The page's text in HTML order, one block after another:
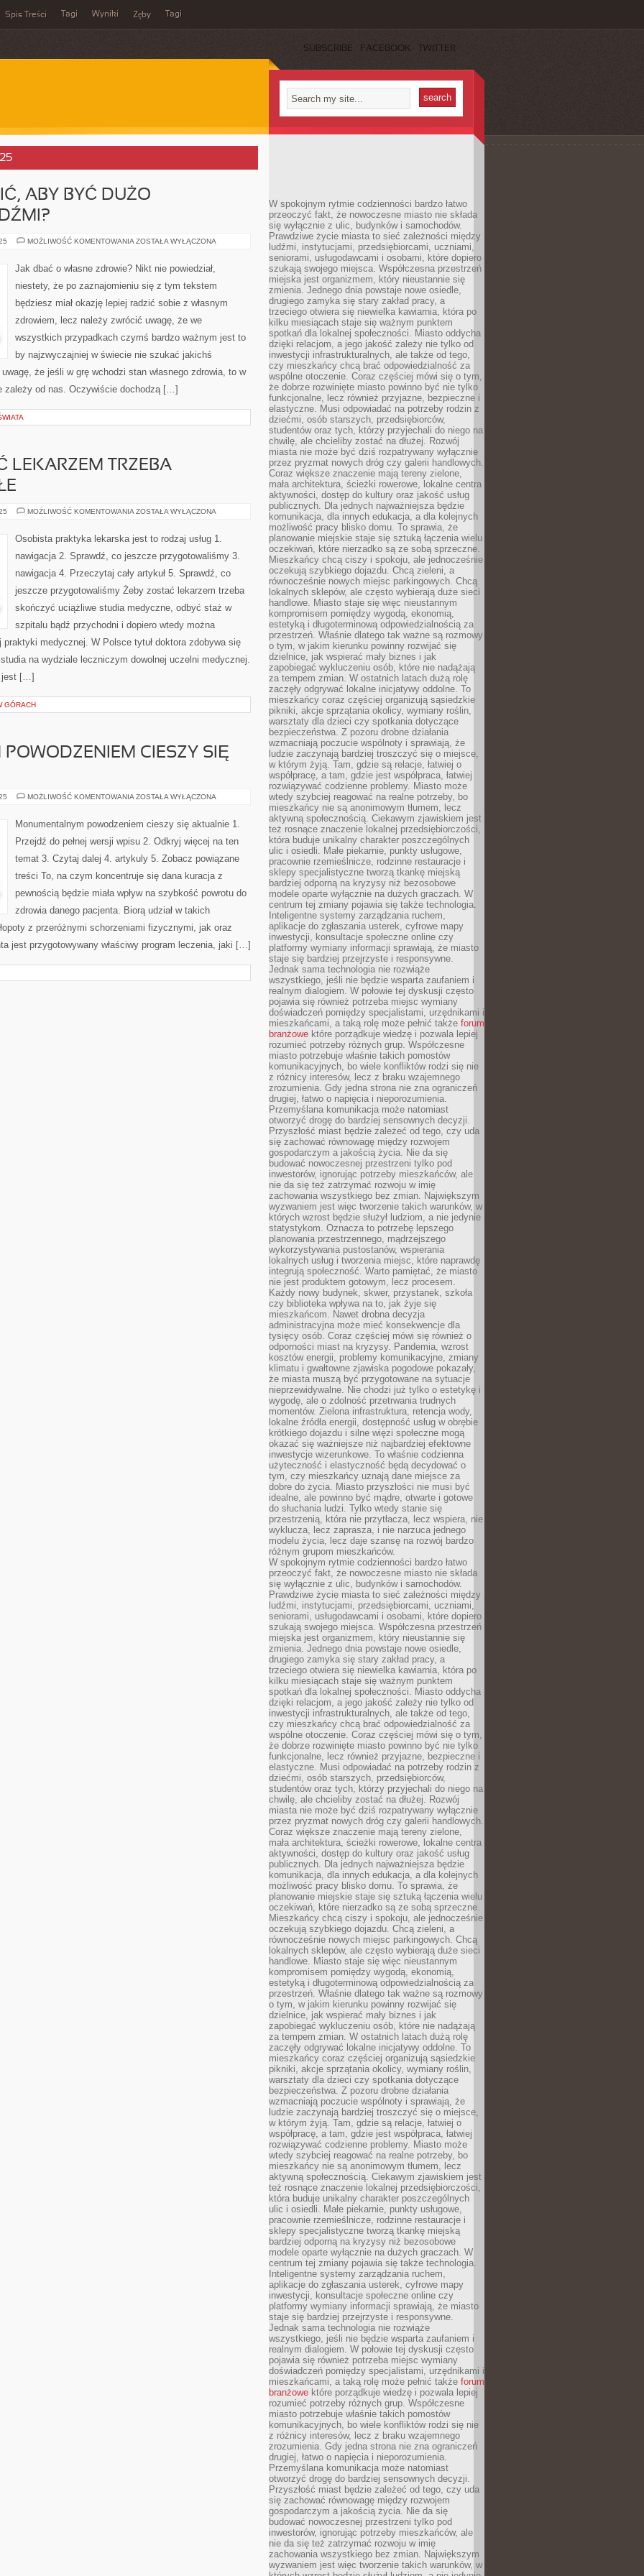
Spis Treści Tagi Wyniki Zęby Tagi
SUBSCRIBE FACEBOOK TWITTER
ABY BYĆ DUŻO
MOŻLIWOŚĆ KOMENTOWANIA CO
ABY
BYĆ
ZDROWSZYMI
ZOSTAŁA WYŁĄCZONA
Jak dbać o własne zdrowie? Nikt nie powiedział,
niestety, że po zaznajomieniu się z tym tekstem
będziesz miał okazję lepiej radzić sobie z własnym
zdrowiem, lecz należy zwrócić uwagę, że we
wszystkich przypadkach czymś bardzo ważnym jest to
by najzwyczajniej w świecie nie szukać jakichś
że jeśli w grę wchodzi stan własnego zdrowia, to w
zależy od nas. Oczywiście dochodzą […]
LEKARZEM TRZEBA
MOŻLIWOŚĆ KOMENTOWANIA AŻEBY
TRZEBA
SKOŃCZYĆ
ZOSTAŁA WYŁĄCZONA
Osobista praktyka lekarska jest to rodzaj usług 1.
nawigacja 2. Sprawdź, co jeszcze przygotowaliśmy 3.
nawigacja 4. Przeczytaj cały artykuł 5. Sprawdź, co
jeszcze przygotowaliśmy Żeby zostać lekarzem trzeba
skończyć uciążliwe studia medyczne, odbyć staż w
szpitalu bądź przychodni i dopiero wtedy można
medycznej. W Polsce tytuł doktora zdobywa się
na wydziale leczniczym dowolnej uczelni medycznej.
jest […]
GÓRACH
CIESZY SIĘ
MOŻLIWOŚĆ KOMENTOWANIA MONSTRUALNYM
OBECNIE
ZOSTAŁA WYŁĄCZONA
Monumentalnym powodzeniem cieszy się aktualnie 1.
Przejdź do pełnej wersji wpisu 2. Odkryj więcej na ten
temat 3. Czytaj dalej 4. artykuly 5. Zobacz powiązane
treści To, na czym koncentruje się dana kuracja z
pewnością będzie miała wpływ na szybkość powrotu do
zdrowia danego pacjenta. Biorą udział w takich
z przeróżnymi schorzeniami fizycznymi, jak oraz
jest przygotowywany właściwy program leczenia, jaki […]
W spokojnym rytmie codzienności bardzo łatwo
przeoczyć fakt, że nowoczesne miasto nie składa
się wyłącznie z ulic, budynków i samochodów.
Prawdziwe życie miasta to sieć zależności między
ludźmi, instytucjami, przedsiębiorcami, uczniami,
seniorami, usługodawcami i osobami, które dopiero
szukają swojego miejsca. Współczesna przestrzeń
miejska jest organizmem, który nieustannie się
zmienia. Jednego dnia powstaje nowe osiedle,
drugiego zamyka się stary zakład pracy, a
trzeciego otwiera się niewielka kawiarnia, która po
kilku miesiącach staje się ważnym punktem
spotkań dla lokalnej społeczności. Miasto oddycha
dzięki relacjom, a jego jakość zależy nie tylko od
inwestycji infrastrukturalnych, ale także od tego,
czy mieszkańcy chcą brać odpowiedzialność za
wspólne otoczenie. Coraz częściej mówi się o tym,
że dobrze rozwinięte miasto powinno być nie tylko
funkcjonalne, lecz również przyjazne, bezpieczne i
elastyczne. Musi odpowiadać na potrzeby rodzin z
dziećmi, osób starszych, przedsiębiorców,
studentów oraz tych, którzy przyjechali do niego na
chwilę, ale chcieliby zostać na dłużej. Rozwój
miasta nie może być dziś rozpatrywany wyłącznie
przez pryzmat nowych dróg czy galerii handlowych.
Coraz większe znaczenie mają tereny zielone,
mała architektura, ścieżki rowerowe, lokalne centra
aktywności, dostęp do kultury oraz jakość usług
publicznych. Dla jednych najważniejsza będzie
komunikacja, dla innych edukacja, a dla kolejnych
możliwość pracy blisko domu. To sprawia, że
planowanie miejskie staje się sztuką łączenia wielu
oczekiwań, które nierzadko są ze sobą sprzeczne.
Mieszkańcy chcą ciszy i spokoju, ale jednocześnie
oczekują szybkiego dojazdu. Chcą zieleni, a
równocześnie nowych miejsc parkingowych. Chcą
lokalnych sklepów, ale często wybierają duże sieci
handlowe. Miasto staje się więc nieustannym
kompromisem pomiędzy wygodą, ekonomią,
estetyką i długoterminową odpowiedzialnością za
przestrzeń. Właśnie dlatego tak ważne są rozmowy
o tym, w jakim kierunku powinny rozwijać się
dzielnice, jak wspierać mały biznes i jak
zapobiegać wykluczeniu osób, które nie nadążają
za tempem zmian. W ostatnich latach dużą rolę
zaczęły odgrywać lokalne inicjatywy oddolne. To
mieszkańcy coraz częściej organizują sąsiedzkie
pikniki, akcje sprzątania okolicy, wymiany roślin,
warsztaty dla dzieci czy spotkania dotyczące
bezpieczeństwa. Z pozoru drobne działania
wzmacniają poczucie wspólnoty i sprawiają, że
ludzie zaczynają bardziej troszczyć się o miejsce,
w którym żyją. Tam, gdzie są relacje, łatwiej o
współpracę, a tam, gdzie jest współpraca, łatwiej
rozwiązywać codzienne problemy. Miasto może
wtedy szybciej reagować na realne potrzeby, bo
mieszkańcy nie są anonimowym tłumem, lecz
aktywną społecznością. Ciekawym zjawiskiem jest
też rosnące znaczenie lokalnej przedsiębiorczości,
która buduje unikalny charakter poszczególnych
ulic i osiedli. Małe piekarnie, punkty usługowe,
pracownie rzemieślnicze, rodzinne restauracje i
sklepy specjalistyczne tworzą tkankę miejską
bardziej odporną na kryzysy niż bezosobowe
modele oparte wyłącznie na dużych graczach. W
centrum tej zmiany pojawia się także technologia.
Inteligentne systemy zarządzania ruchem,
aplikacje do zgłaszania usterek, cyfrowe mapy
inwestycji, konsultacje społeczne online czy
platformy wymiany informacji sprawiają, że miasto
staje się bardziej przejrzyste i responsywne.
Jednak sama technologia nie rozwiąże
wszystkiego, jeśli nie będzie wsparta zaufaniem i
realnym dialogiem. W połowie tej dyskusji często
pojawia się również potrzeba miejsc wymiany
doświadczeń pomiędzy specjalistami, urzędnikami i
mieszkańcami, a taką rolę może pełnić także forum
branżowe które porządkuje wiedzę i pozwala lepiej
rozumieć potrzeby różnych grup. Współczesne
miasto potrzebuje właśnie takich pomostów
komunikacyjnych, bo wiele konfliktów rodzi się nie
z różnicy interesów, lecz z braku wzajemnego
zrozumienia. Gdy jedna strona nie zna ograniczeń
drugiej, łatwo o napięcia i nieporozumienia.
Przemyślana komunikacja może natomiast
otworzyć drogę do bardziej sensownych decyzji.
Przyszłość miast będzie zależeć od tego, czy uda
się zachować równowagę między rozwojem
gospodarczym a jakością życia. Nie da się
budować nowoczesnej przestrzeni tylko pod
inwestorów, ignorując potrzeby mieszkańców, ale
nie da się też zatrzymać rozwoju w imię
zachowania wszystkiego bez zmian. Największym
wyzwaniem jest więc tworzenie takich warunków, w
których wzrost będzie służył ludziom, a nie jedynie
statystykom. Oznacza to potrzebę lepszego
planowania przestrzennego, mądrzejszego
wykorzystywania pustostanów, wspierania
lokalnych usług i tworzenia miejsc, które naprawdę
integrują społeczność. Warto pamiętać, że miasto
nie jest produktem gotowym, lecz procesem.
Każdy nowy budynek, skwer, przystanek, szkoła
czy biblioteka wpływa na to, jak żyje się
mieszkańcom. Nawet drobna decyzja
administracyjna może mieć konsekwencje dla
tysięcy osób. Coraz częściej mówi się również o
odporności miast na kryzysy. Pandemia, wzrost
kosztów energii, problemy komunikacyjne, zmiany
klimatu i gwałtowne zjawiska pogodowe pokazały,
że miasta muszą być przygotowane na sytuacje
nieprzewidywalne. Nie chodzi już tylko o estetykę i
wygodę, ale o zdolność przetrwania trudnych
momentów. Zielona infrastruktura, retencja wody,
lokalne źródła energii, dostępność usług w obrębie
krótkiego dojazdu i silne więzi społeczne mogą
okazać się ważniejsze niż najbardziej efektowne
inwestycje wizerunkowe. To właśnie codzienna
użyteczność i elastyczność będą decydować o
tym, czy mieszkańcy uznają dane miejsce za
dobre do życia. Miasto przyszłości nie musi być
idealne, ale powinno być mądre, otwarte i gotowe
do słuchania ludzi. Tylko wtedy stanie się
przestrzenią, która nie przytłacza, lecz wspiera, nie
wyklucza, lecz zaprasza, i nie narzuca jednego
modelu życia, lecz daje szansę na rozwój bardzo
różnym grupom mieszkańców.
W spokojnym rytmie codzienności bardzo łatwo
przeoczyć fakt, że nowoczesne miasto nie składa
się wyłącznie z ulic, budynków i samochodów.
Prawdziwe życie miasta to sieć zależności między
ludźmi, instytucjami, przedsiębiorcami, uczniami,
seniorami, usługodawcami i osobami, które dopiero
szukają swojego miejsca. Współczesna przestrzeń
miejska jest organizmem, który nieustannie się
zmienia. Jednego dnia powstaje nowe osiedle,
drugiego zamyka się stary zakład pracy, a
trzeciego otwiera się niewielka kawiarnia, która po
kilku miesiącach staje się ważnym punktem
spotkań dla lokalnej społeczności. Miasto oddycha
dzięki relacjom, a jego jakość zależy nie tylko od
inwestycji infrastrukturalnych, ale także od tego,
czy mieszkańcy chcą brać odpowiedzialność za
wspólne otoczenie. Coraz częściej mówi się o tym,
że dobrze rozwinięte miasto powinno być nie tylko
funkcjonalne, lecz również przyjazne, bezpieczne i
elastyczne. Musi odpowiadać na potrzeby rodzin z
dziećmi, osób starszych, przedsiębiorców,
studentów oraz tych, którzy przyjechali do niego na
chwilę, ale chcieliby zostać na dłużej. Rozwój
miasta nie może być dziś rozpatrywany wyłącznie
przez pryzmat nowych dróg czy galerii handlowych.
Coraz większe znaczenie mają tereny zielone,
mała architektura, ścieżki rowerowe, lokalne centra
aktywności, dostęp do kultury oraz jakość usług
publicznych. Dla jednych najważniejsza będzie
komunikacja, dla innych edukacja, a dla kolejnych
możliwość pracy blisko domu. To sprawia, że
planowanie miejskie staje się sztuką łączenia wielu
oczekiwań, które nierzadko są ze sobą sprzeczne.
Mieszkańcy chcą ciszy i spokoju, ale jednocześnie
oczekują szybkiego dojazdu. Chcą zieleni, a
równocześnie nowych miejsc parkingowych. Chcą
lokalnych sklepów, ale często wybierają duże sieci
handlowe. Miasto staje się więc nieustannym
kompromisem pomiędzy wygodą, ekonomią,
estetyką i długoterminową odpowiedzialnością za
przestrzeń. Właśnie dlatego tak ważne są rozmowy
o tym, w jakim kierunku powinny rozwijać się
dzielnice, jak wspierać mały biznes i jak
zapobiegać wykluczeniu osób, które nie nadążają
za tempem zmian. W ostatnich latach dużą rolę
zaczęły odgrywać lokalne inicjatywy oddolne. To
mieszkańcy coraz częściej organizują sąsiedzkie
pikniki, akcje sprzątania okolicy, wymiany roślin,
warsztaty dla dzieci czy spotkania dotyczące
bezpieczeństwa. Z pozoru drobne działania
wzmacniają poczucie wspólnoty i sprawiają, że
ludzie zaczynają bardziej troszczyć się o miejsce,
w którym żyją. Tam, gdzie są relacje, łatwiej o
współpracę, a tam, gdzie jest współpraca, łatwiej
rozwiązywać codzienne problemy. Miasto może
wtedy szybciej reagować na realne potrzeby, bo
mieszkańcy nie są anonimowym tłumem, lecz
aktywną społecznością. Ciekawym zjawiskiem jest
też rosnące znaczenie lokalnej przedsiębiorczości,
która buduje unikalny charakter poszczególnych
ulic i osiedli. Małe piekarnie, punkty usługowe,
pracownie rzemieślnicze, rodzinne restauracje i
sklepy specjalistyczne tworzą tkankę miejską
bardziej odporną na kryzysy niż bezosobowe
modele oparte wyłącznie na dużych graczach. W
centrum tej zmiany pojawia się także technologia.
Inteligentne systemy zarządzania ruchem,
aplikacje do zgłaszania usterek, cyfrowe mapy
inwestycji, konsultacje społeczne online czy
platformy wymiany informacji sprawiają, że miasto
staje się bardziej przejrzyste i responsywne.
Jednak sama technologia nie rozwiąże
wszystkiego, jeśli nie będzie wsparta zaufaniem i
realnym dialogiem. W połowie tej dyskusji często
pojawia się również potrzeba miejsc wymiany
doświadczeń pomiędzy specjalistami, urzędnikami i
mieszkańcami, a taką rolę może pełnić także forum
branżowe które porządkuje wiedzę i pozwala lepiej
rozumieć potrzeby różnych grup. Współczesne
miasto potrzebuje właśnie takich pomostów
komunikacyjnych, bo wiele konfliktów rodzi się nie
z różnicy interesów, lecz z braku wzajemnego
zrozumienia. Gdy jedna strona nie zna ograniczeń
drugiej, łatwo o napięcia i nieporozumienia.
Przemyślana komunikacja może natomiast
otworzyć drogę do bardziej sensownych decyzji.
Przyszłość miast będzie zależeć od tego, czy uda
się zachować równowagę między rozwojem
gospodarczym a jakością życia. Nie da się
budować nowoczesnej przestrzeni tylko pod
inwestorów, ignorując potrzeby mieszkańców, ale
nie da się też zatrzymać rozwoju w imię
zachowania wszystkiego bez zmian. Największym
wyzwaniem jest więc tworzenie takich warunków, w